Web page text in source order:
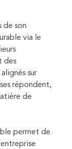
de son
via le
des
sur
répondent,
de
permet de